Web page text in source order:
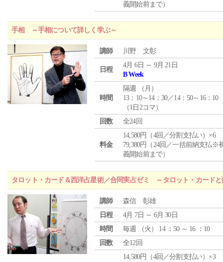
義開始前まで）
手相 ～手相について詳しく学ぶ～
講師 川野 文彰
日程
4月 6日 ～ 9月 21日
B Week
時間
隔週 （ 月 ）
13：10～14：30／14：50～16：10
（1日2コマ）
回数
全24回
料金
14,580円（4回／分割支払い）×6
79,380円（24回／一括前納支払※
義開始前まで）
タロット・カード＆西洋占星術／合同実占ゼミ ～タロット・カード
講師
森信 彰雄
日程
4月 7日 ～ 6月 30日
時間
毎週 （火 ） 14 ：50 ～ 16 ：10
回数
全12回
14,580円（4回／分割支払い）×3